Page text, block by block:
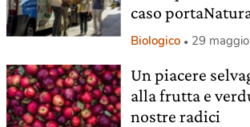
caso
Biologico 29
Un piacere
alla frutta e
nostre radici